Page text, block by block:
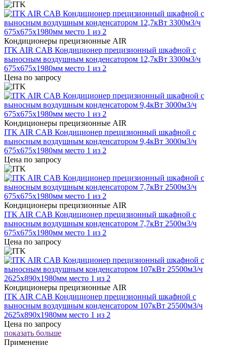
Кондиционеры прецизионные AIR
ITK AIR CAB Кондиционер прецизионный шкафной с
выносным воздушным конденсатором 12,7кВт 3300м3/ч
675х675х1980мм место 1 из 2
Цена по запросу
Кондиционеры прецизионные AIR
ITK AIR CAB Кондиционер прецизионный шкафной с
выносным воздушным конденсатором 9,4кВт 3000м3/ч
675х675х1980мм место 1 из 2
Цена по запросу
Кондиционеры прецизионные AIR
ITK AIR CAB Кондиционер прецизионный шкафной с
выносным воздушным конденсатором 7,7кВт 2500м3/ч
675х675х1980мм место 1 из 2
Цена по запросу
Кондиционеры прецизионные AIR
ITK AIR CAB Кондиционер прецизионный шкафной с
выносным воздушным конденсатором 107кВт 25500м3/ч
2625х890х1980мм место 1 из 2
Цена по запросу
показать больше
Применение